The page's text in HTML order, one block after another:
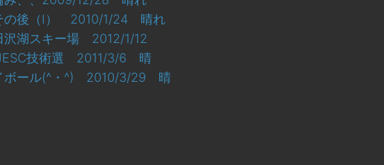
後（Ⅰ） 2010/1/24 晴れ
沢湖スキー場 2012/1/12
技術選 2011/3/6 晴
ボール(^・^) 2010/3/29 晴